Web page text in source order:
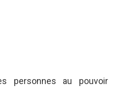
personnes au pouvoir